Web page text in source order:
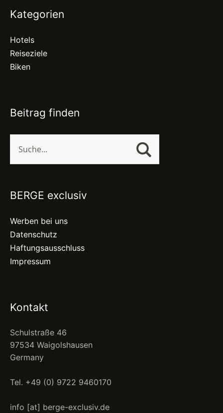
Kategorien
Hotels
Reiseziele
Biken
Beitrag finden
BERGE exclusiv
Werben bei uns
Datenschutz
Haftungsausschluss
Impressum
Kontakt
Schulstraße 46
97534 Waigolshausen
Germany
Tel. +49 (0) 9722 9460170
info [at] berge-exclusiv.de